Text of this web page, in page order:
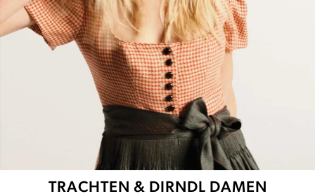
TRACHTEN & DIRNDL DAMEN